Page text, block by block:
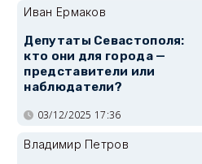
Иван Ермаков
Депутаты Севастополя:
кто они для города —
представители или
наблюдатели?
03/12/2025 17:36
Владимир Петров